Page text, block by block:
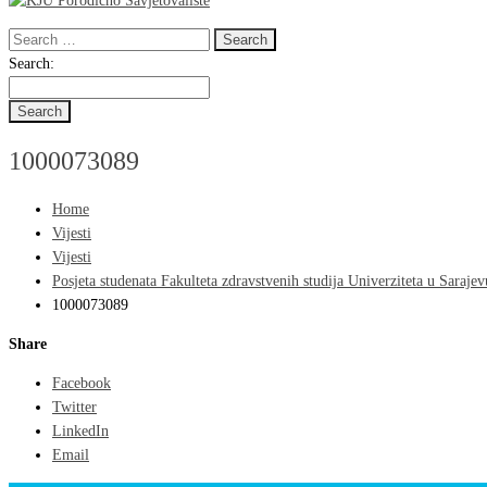
Search
for:
Search
Search:
1000073089
Home
Vijesti
Vijesti
Posjeta studenata Fakulteta zdravstvenih studija Univerziteta u
1000073089
Share
Facebook
Twitter
LinkedIn
Email